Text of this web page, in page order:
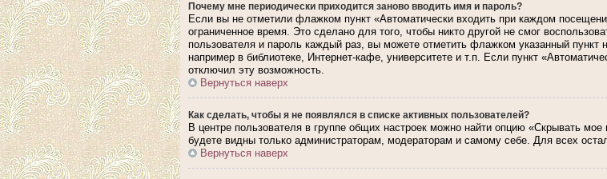
Почему мне периодически приходится заново вводить имя и пароль?
Если вы не отметили флажком пункт «Автоматически входить при каждом
ограниченное время. Это сделано для того, чтобы никто другой не смог
пользователя и пароль каждый раз, вы можете отметить флажком указанный
например в библиотеке, Интернет-кафе, университете и т.п. Если пункт
отключил эту возможность.
Вернуться наверх
Как сделать, чтобы я не появлялся в списке активных пользователей?
В центре пользователя в группе общих настроек можно найти опцию «Скрывать
будете видны только администраторам, модераторам и самому себе. Для всех
Вернуться наверх